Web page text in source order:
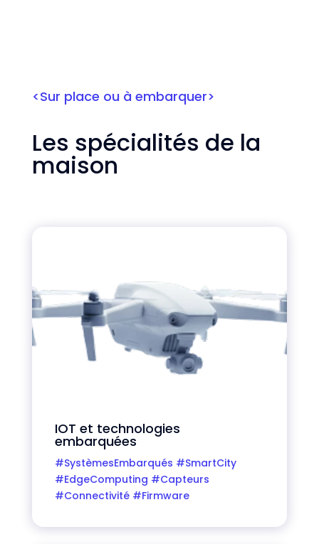
<Sur place ou à embarquer>
Les spécialités de la
maison
IOT et technologies
embarquées
#SystèmesEmbarqués #SmartCity
#EdgeComputing #Capteurs
#Connectivité #Firmware